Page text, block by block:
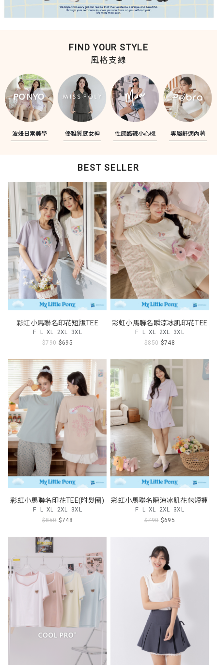
FIND YOUR STYLE
風格支線
波妞日常美學 優雅質感女神 性感酷辣小心機 專屬舒適內著
BEST SELLER
彩虹小馬聯名印花短版TEE
F L XL 2XL 3XL
$790 $695
彩虹小馬聯名瞬涼冰肌印花TEE
F L XL 2XL 3XL
$850 $748
彩虹小馬聯名印花TEE(附髮圈)
F L XL 2XL 3XL
$850 $748
彩虹小馬聯名瞬涼冰肌花苞短褲
F L XL 2XL 3XL
$790 $695